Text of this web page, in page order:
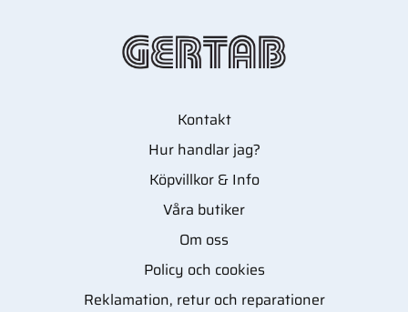
Kontakt
Hur handlar jag?
Köpvillkor & Info
Våra butiker
Om oss
Policy och cookies
Reklamation, retur och reparationer